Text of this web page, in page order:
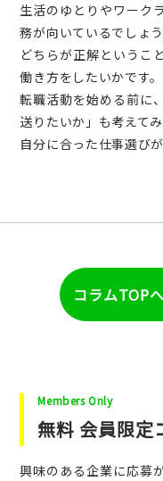
生活のゆとりやワーク
務が向いているでしょう
どちらが正解というこ
働き方をしたいかです。
転職活動を始める前に
送りたいか」も考えてみ
自分に合った仕事選び
コラムTOP
Members Only
無料 会員限定
興味のある企業に応募